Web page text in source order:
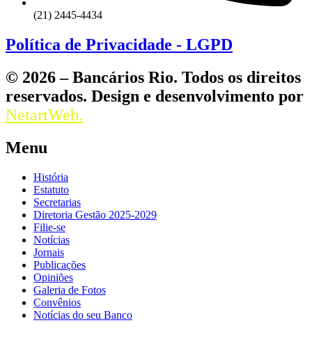
(21) 2445-4434
Política de Privacidade - LGPD
© 2026 – Bancários Rio. Todos os direitos
reservados. Design e desenvolvimento por
NetartWeb.
Menu
História
Estatuto
Secretarias
Diretoria Gestão 2025-2029
Filie-se
Notícias
Jornais
Publicações
Opiniões
Galeria de Fotos
Convênios
Notícias do seu Banco